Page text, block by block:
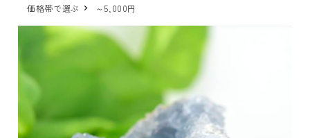
価格帯で選ぶ
～5,000円